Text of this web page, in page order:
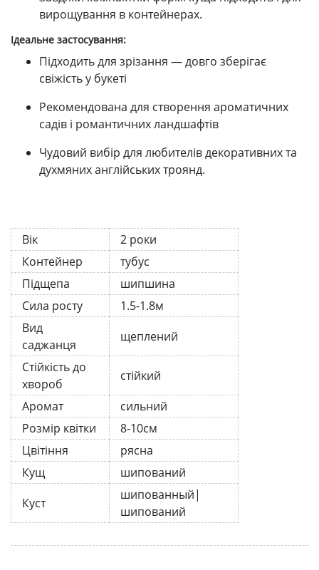
вирощування в контейнерах.
Ідеальне застосування:
Підходить для зрізання — довго зберігає
свіжість у букеті
Рекомендована для створення ароматичних
садів і романтичних ландшафтів
Чудовий вибір для любителів декоративних та
духмяних англійських троянд.
Вік
2 роки
Контейнер
тубус
Підщепа
шипшина
Сила росту
1.5-1.8м
Вид
саджанця
щеплений
Стійкість до
хвороб
стійкий
Аромат
сильний
Розмір квітки
8-10см
Цвітіння
рясна
Кущ
шипований
Куст
шипованный|
шипований